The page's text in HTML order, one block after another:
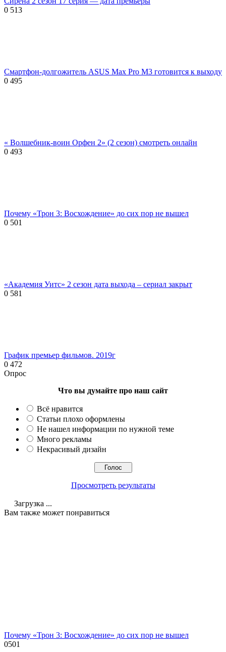
0 513
Смартфон-долгожитель ASUS Max Pro M3 готовится к выходу
0 495
« Волшебник-воин Орфен 2» (2 сезон) смотреть онлайн
0 493
Почему «Трон 3: Восхождение» до сих пор не вышел
0 501
«Академия Уитс» 2 сезон дата выхода – сериал закрыт
0 581
График премьер фильмов. 2019г
0 472
Опрос
Что вы думайте про наш сайт
Всё нравится
Статьи плохо оформлены
Не нашел информации по нужной теме
Много рекламы
Некрасивый дизайн
Просмотреть результаты
Загрузка ...
Вам также может понравиться
Почему «Трон 3: Восхождение» до сих пор не вышел
0501